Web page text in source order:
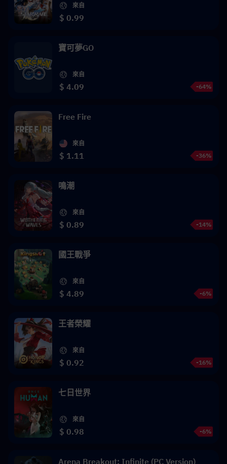
來自
$ 0.99
寶可夢GO
來自
$ 4.09 -64%
Free Fire
來自
$ 1.11 -36%
鳴潮
來自
$ 0.89 -14%
國王戰爭
來自
$ 4.89 -6%
王者榮耀
來自
$ 0.92 -16%
七日世界
來自
$ 0.98 -6%
Arena Breakout: Infinite (PC Version)